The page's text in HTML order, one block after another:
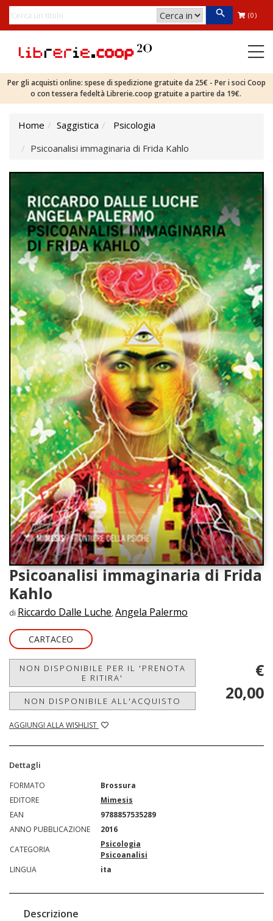
(0)
Per gli acquisti online: spese di spedizione gratuite da 25€ - Per i soci Coop
o con tessera fedeltà Librerie.coop gratuite a partire da 19€.
Home Saggistica
Psicologia
Psicoanalisi immaginaria di Frida Kahlo
Psicoanalisi immaginaria di Frida
Kahlo
di Riccardo Dalle Luche, Angela Palermo
CARTACEO
NON DISPONIBILE PER IL 'PRENOTA
E RITIRA'
NON DISPONIBILE ALL'ACQUISTO
AGGIUNGI ALLA WISHLIST
€
20,00
Dettagli
FORMATO
Brossura
EDITORE
Mimesis
EAN
9788857535289
ANNO PUBBLICAZIONE
2016
CATEGORIA
Psicologia
Psicoanalisi
LINGUA
ita
Descrizione